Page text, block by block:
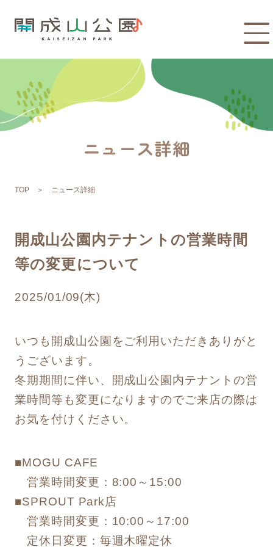
ニュース詳細
TOP ニュース詳細
開成山公園内テナントの営業時間
等の変更について
2025/01/09(木)
いつも開成山公園をご利用いただきありがと
うございます。
冬期期間に伴い、開成山公園内テナントの営
業時間等も変更になりますのでご来店の際は
お気を付けください。
■MOGU CAFE
営業時間変更：8:00～15:00
■SPROUT Park店
営業時間変更：10:00～17:00
定休日変更：毎週木曜定休